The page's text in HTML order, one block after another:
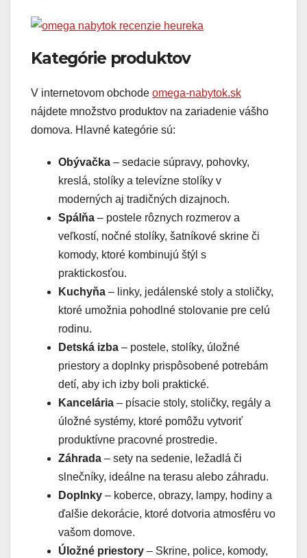
Kategórie produktov
V internetovom obchode omega-nabytok.sk
nájdete množstvo produktov na zariadenie vášho
domova. Hlavné kategórie sú:
Obývačka – sedacie súpravy, pohovky,
kreslá, stolíky a televízne stolíky v
moderných aj tradičných dizajnoch.
Spálňa – postele rôznych rozmerov a
veľkostí, nočné stolíky, šatníkové skrine či
komody, ktoré kombinujú štýl s
praktickosťou.
Kuchyňa – linky, jedálenské stoly a stoličky,
ktoré umožnia pohodlné stolovanie pre celú
rodinu.
Detská izba – postele, stolíky, úložné
priestory a doplnky prispôsobené potrebám
detí, aby ich izby boli praktické.
Kancelária – písacie stoly, stoličky, regály a
úložné systémy, ktoré pomôžu vytvoriť
produktívne pracovné prostredie.
Záhrada – sety na sedenie, ležadlá či
slnečníky, ideálne na terasu alebo záhradu.
Doplnky – koberce, obrazy, lampy, hodiny a
ďalšie dekorácie, ktoré dotvoria atmosféru vo
vašom domove.
Úložné priestory – Skrine, police, komody,